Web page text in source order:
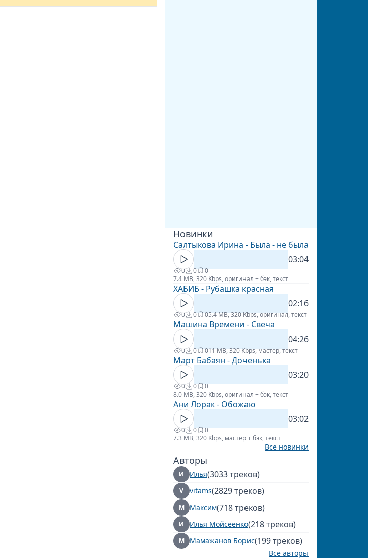
Новинки
Салтыкова Ирина - Была - не была
03:04
0 0
0
7.4 MB, 320 Kbps, оригинал + бэк, текст
ХАБИБ - Рубашка красная
02:16
0 0 05.4 MB, 320 Kbps, оригинал, текст
Машина Времени - Свеча
04:26
0 0 011 MB, 320 Kbps, мастер, текст
Март Бабаян - Доченька
03:20
0 0
0
8.0 MB, 320 Kbps, оригинал + бэк, текст
Ани Лорак - Обожаю
03:02
0 0
0
7.3 MB, 320 Kbps, мастер + бэк, текст
Все новинки
Авторы
И Илья(3033 треков)
V vitams(2829 треков)
М Максим(718 треков)
И Илья Мойсеенко(218 треков)
М Мамажанов Борис(199 треков)
Все авторы